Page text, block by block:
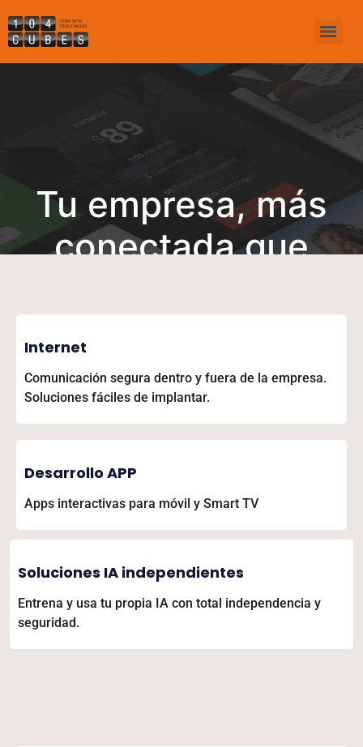
Tu empresa, más
conectada que
Internet
Comunicación segura dentro y fuera de la empresa.
Soluciones fáciles de implantar.
Desarrollo APP
Apps interactivas para móvil y Smart TV
Soluciones IA independientes
Entrena y usa tu propia IA con total independencia y
seguridad.